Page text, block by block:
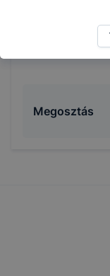
Megosztás